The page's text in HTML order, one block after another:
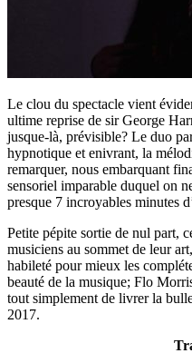
Le clou du spectacle vient
ultime reprise de sir George
jusque-là, prévisible? Le duo
hypnotique et enivrant, la
remarquer, nous embarquant
sensoriel imparable duquel on
presque 7 incroyables minutes
Petite pépite sortie de nul part,
musiciens au sommet de leur
habileté pour mieux les
beauté de la musique; Flo
tout simplement de livrer la
2017.